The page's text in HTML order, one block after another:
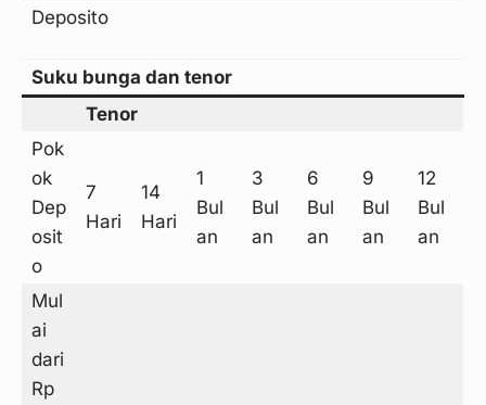
Deposito
Suku bunga dan tenor
Tenor
Pok
ok
Dep
osit
o
7
Hari
14
Hari
1
Bul
an
3
Bul
an
6
Bul
an
9
Bul
an
12
Bul
an
Mul
ai
dari
Rp